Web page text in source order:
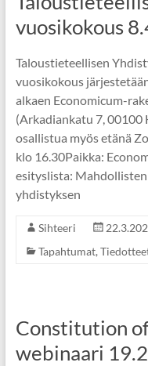
vuosikokous
Taloustieteellisen
vuosikokous
alkaen Economicum-
(Arkadiankatu 7, 00100
osallistua myös etänä
klo 16.30Paikka:
esityslista:
yhdistyksen
Sihteeri
Tapahtumat,
Constitution
webinaari